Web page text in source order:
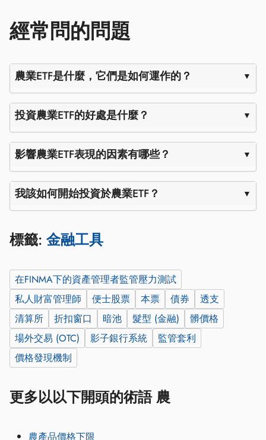
經常問的問題
農業ETF是什麼，它們是如何運作的？
投資農業ETF的好處是什麼？
影響農業ETF表現的因素有哪些？
我該如何開始投資於農業ETF？
標籤: 金融工具
在FINMA下的資產管理者監管壓力測試
私人財富管理師
便士股票 本票 債券
透支
清算所
折扣窗口 暗池 髮型 (金融)
髒價格
場外交易 (OTC)
影子銀行系統
監管套利
價格發現機制
更多以以下開頭的術語 農
農產品價格下限